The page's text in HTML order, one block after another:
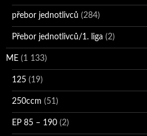
přebor jednotlivců (284)
Přebor jednotlivců/1. liga (2)
ME (1 133)
125 (19)
250ccm (51)
EP 85 – 190 (2)